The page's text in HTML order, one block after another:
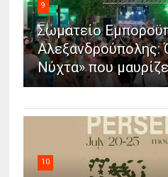
9
Σωματείο
Αλεξανδρούπολης:
Νύχτα» που
10